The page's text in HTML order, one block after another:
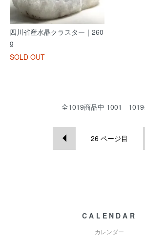
四川省産水晶クラスター｜260
g
SOLD OUT
全1019商品中 1001 - 1019
26 ページ目
CALENDAR
カレンダー